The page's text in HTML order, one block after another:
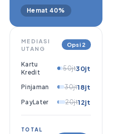
Hemat 40%
MEDIASI
UTANG
Opsi 2
Kartu
Kredit
50jt30jt
Pinjaman 30jt18jt
PayLater 20jt12jt
TOTAL